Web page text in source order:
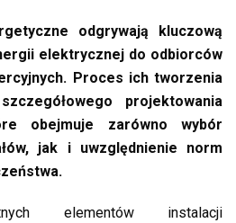
odgrywają kluczową
elektrycznej do odbiorców
Proces ich tworzenia
projektowania
obejmuje zarówno wybór
jak i uwzględnienie norm
elementów instalacji